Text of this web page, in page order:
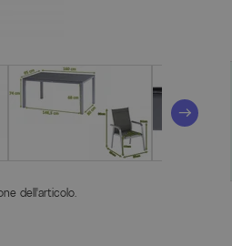
dell'articolo.